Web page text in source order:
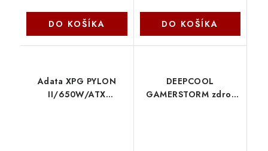
DO KOŠÍKA DO KOŠÍKA
Adata XPG PYLON
II/650W/ATX
DEEPCOOL
GAMERSTORM zdroj